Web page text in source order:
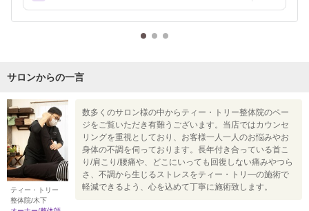
サロンからの一言
ティー・トリー
整体院/木下
数多くのサロン様の中からティー・トリー整体院のペー
ジをご覧いただき有難うございます。当店ではカウンセ
リングを重視としており、お客様一人一人のお悩みやお
身体の不調を伺っております。長年付き合っている首こ
り/肩こり/腰痛や、どこにいっても回復しない痛みやつら
さ、不調から生じるストレスをティー・トリ―の施術で
軽減できるよう、心を込めて丁寧に施術致します。